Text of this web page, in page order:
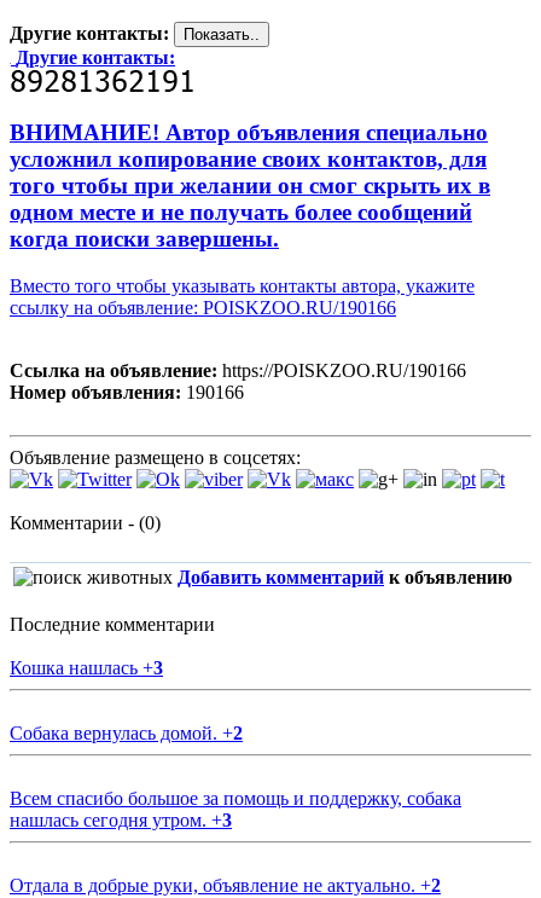
Другие контакты:
Другие контакты:
ВНИМАНИЕ! Автор объявления специально
усложнил копирование своих контактов, для
того чтобы при желании он смог скрыть их в
одном месте и не получать более сообщений
когда поиски завершены.
Вместо того чтобы указывать контакты автора, укажите
ссылку на объявление: POISKZOO.RU/190166
Ссылка на объявление: https://POISKZOO.RU/190166
Номер объявления: 190166
Объявление размещено в соцсетях:
Комментарии - (0)
Добавить комментарий к объявлению
Последние комментарии
Кошка нашлась +3
Собака вернулась домой. +2
Всем спасибо большое за помощь и поддержку, собака
нашлась сегодня утром. +3
Отдала в добрые руки, объявление не актуально. +2